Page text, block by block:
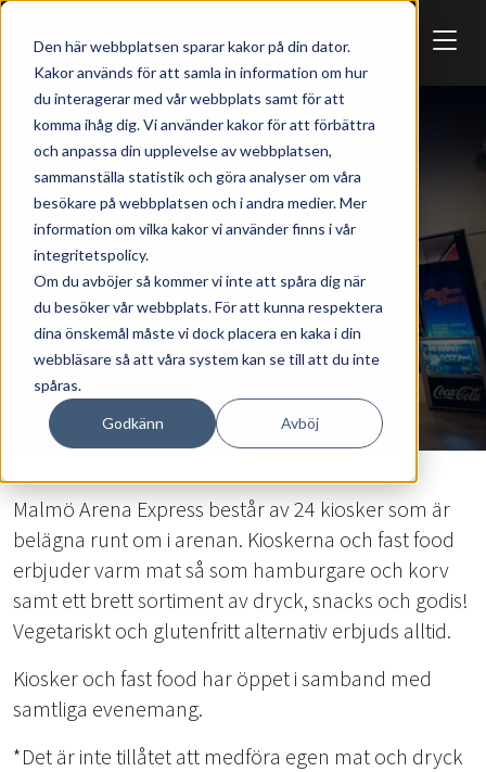
Den här webbplatsen sparar kakor på din dator.
Kakor används för att samla in information om hur
du interagerar med vår webbplats samt för att
komma ihåg dig. Vi använder kakor för att förbättra
och anpassa din upplevelse av webbplatsen,
sammanställa statistik och göra analyser om våra
besökare på webbplatsen och i andra medier. Mer
information om vilka kakor vi använder finns i vår
integritetspolicy.
Om du avböjer så kommer vi inte att spåra dig när
du besöker vår webbplats. För att kunna respektera
dina önskemål måste vi dock placera en kaka i din
webbläsare så att våra system kan se till att du inte
spåras.
Godkänn Avböj
Skip to main content
MAT & DRYCK
Kiosk & fast food
Malmö Arena Express består av 24 kiosker som är
belägna runt om i arenan. Kioskerna och fast food
erbjuder varm mat så som hamburgare och korv
samt ett brett sortiment av dryck, snacks och godis!
Vegetariskt och glutenfritt alternativ erbjuds alltid.
Kiosker och fast food har öppet i samband med
samtliga evenemang.
*Det är inte tillåtet att medföra egen mat och dryck